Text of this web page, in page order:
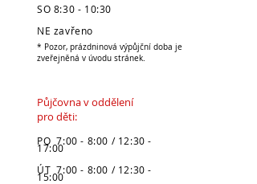
SO 8:30 - 10:30
NE zavřeno
* Pozor, prázdninová výpůjční doba je
zveřejněná v úvodu stránek.
Půjčovna v oddělení
pro děti:
PO 7:00 - 8:00 / 12:30 -
17:00
ÚT 7:00 - 8:00 / 12:30 -
15:00